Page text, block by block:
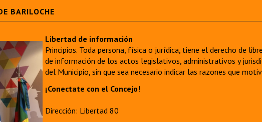
BARILOCHE
Libertad de información
Principios. Toda persona, física o jurídica, tiene el derecho de
de información de los actos legislativos, administrativos y
del Municipio, sin que sea necesario indicar las razones que
¡Conectate con el Concejo!
Dirección: Libertad 80